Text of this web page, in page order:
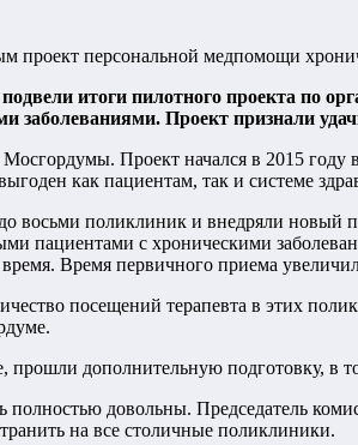
проект персональной медпомощи
итоги пилотного проекта по
заболеваниями. Проект признали
Проект начался в 2015
как пациентам, так и системе
восьми поликлиник и внедряли новый
пациентами с хроническими
Время первичного приема
посещений терапевта в этих
прошли дополнительную подготовку,
полностью довольны. Председатель
на все столичные поликлиники.